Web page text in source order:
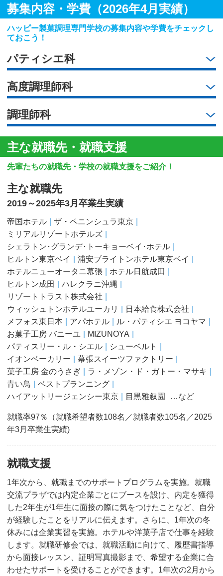
募集内容・学費（2026年4月実績）
ハッピー製菓調理専門学校の募集内容や学費をチェックし
ておこう！
パティシエ科
高度調理師科
調理師科
主な就職先・就職支援
先輩たちの就職先・学校の就職支援をご紹介！
主な就職先
2019～2025年3月卒業生実績
帝国ホテル
ザ・ペニンシュラ東京
ミリアルリゾートホテルズ
シェラトン･グランデ･トーキョーベイ･ホテル
ヒルトン東京ベイ
浦安ブライトンホテル東京ベイ
ホテルニューオータニ幕張
ホテル日航成田
ヒルトン成田
ハレクラニ沖縄
リゾートトラスト株式会社
ウィッシュトンホテルユーカリ
日本給食株式会社
メフォス東日本
アパホテル
ル・パティシエ ヨコヤマ
お菓子工房 バニーユ
MIZUNOYA
パティスリー・ル・シエル
シューベルト
イオンベーカリー
幕張スイーツファクトリー
菓子工房 金のうさぎ
ラ・メゾン・ド・ガトー・マサキ
青い鳥
ベストプランニング
ハイアットリージェンシー東京
目黒雅叙園 …など
就職率97％（就職希望者数108名／就職者数105名／2025
年3月卒業生実績)
就職支援
1年次から、就職までのサポートプログラムを実施。就職
交流プラザでは内定企業ごとにブースを設け、内定を獲得
した2年生が1年生に面接の際に気をつけたことなど、自分
が経験したことをリアルに伝えます。さらに、1年次の冬
休みには企業実習を実施。ホテルや洋菓子店で仕事を経験
します。就職研修会では、就職活動に向けて、履歴書指導
から面接レッスン、証明写真撮影まで、希望する企業に合
わせたサポートを受けることができます。1年次の2月から